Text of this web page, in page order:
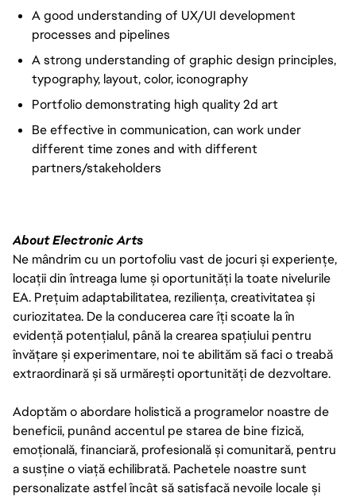
A good understanding of UX/UI development
processes and pipelines
A strong understanding of graphic design principles,
typography, layout, color, iconography
Portfolio demonstrating high quality 2d art
Be effective in communication, can work under
different time zones and with different
partners/stakeholders
About Electronic Arts
Ne mândrim cu un portofoliu vast de jocuri și experiențe,
locații din întreaga lume și oportunități la toate nivelurile
EA. Prețuim adaptabilitatea, reziliența, creativitatea și
curiozitatea. De la conducerea care îți scoate la în
evidență potențialul, până la crearea spațiului pentru
învățare și experimentare, noi te abilităm să faci o treabă
extraordinară și să urmărești oportunități de dezvoltare.
Adoptăm o abordare holistică a programelor noastre de
beneficii, punând accentul pe starea de bine fizică,
emoțională, financiară, profesională și comunitară, pentru
a susține o viață echilibrată. Pachetele noastre sunt
personalizate astfel încât să satisfacă nevoile locale și